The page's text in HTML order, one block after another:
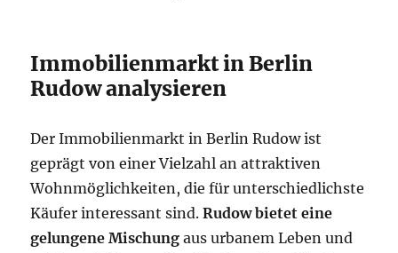
Immobilienmarkt in Berlin
Rudow analysieren
Der Immobilienmarkt in Berlin Rudow ist
geprägt von einer Vielzahl an attraktiven
Wohnmöglichkeiten, die für unterschiedlichste
Käufer interessant sind.Rudow bietet eine
gelungene Mischung aus urbanem Leben und